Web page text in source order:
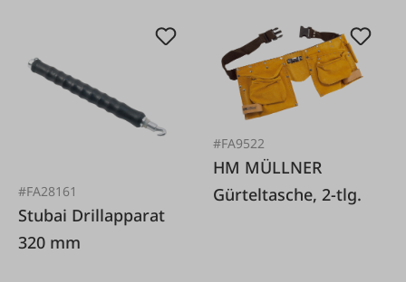
#FA28161
Stubai Drillapparat
320 mm
#FA9522
HM MÜLLNER
Gürteltasche, 2-tlg.